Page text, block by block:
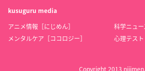
kusuguru media
アニメ情報［にじめん］
科学ニュー
メンタルケア［ココロジー］
心理テスト